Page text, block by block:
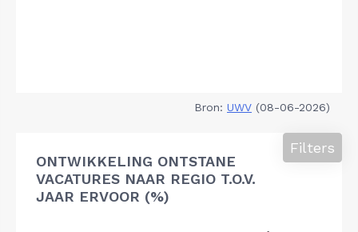
Bron: UWV (08-06-2026)
ONTWIKKELING ONTSTANE
VACATURES NAAR REGIO T.O.V.
JAAR ERVOOR (%)
Filters